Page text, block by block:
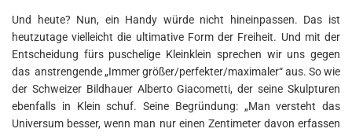
Und heute? Nun, ein Handy würde nicht hineinpassen. Das ist
heutzutage vielleicht die ultimative Form der Freiheit. Und mit der
Entscheidung fürs puschelige Kleinklein sprechen wir uns gegen
das anstrengende „Immer größer/perfekter/maximaler“ aus. So wie
der Schweizer Bildhauer Alberto Giacometti, der seine Skulpturen
ebenfalls in Klein schuf. Seine Begründung: „Man versteht das
Universum besser, wenn man nur einen Zentimeter davon erfassen